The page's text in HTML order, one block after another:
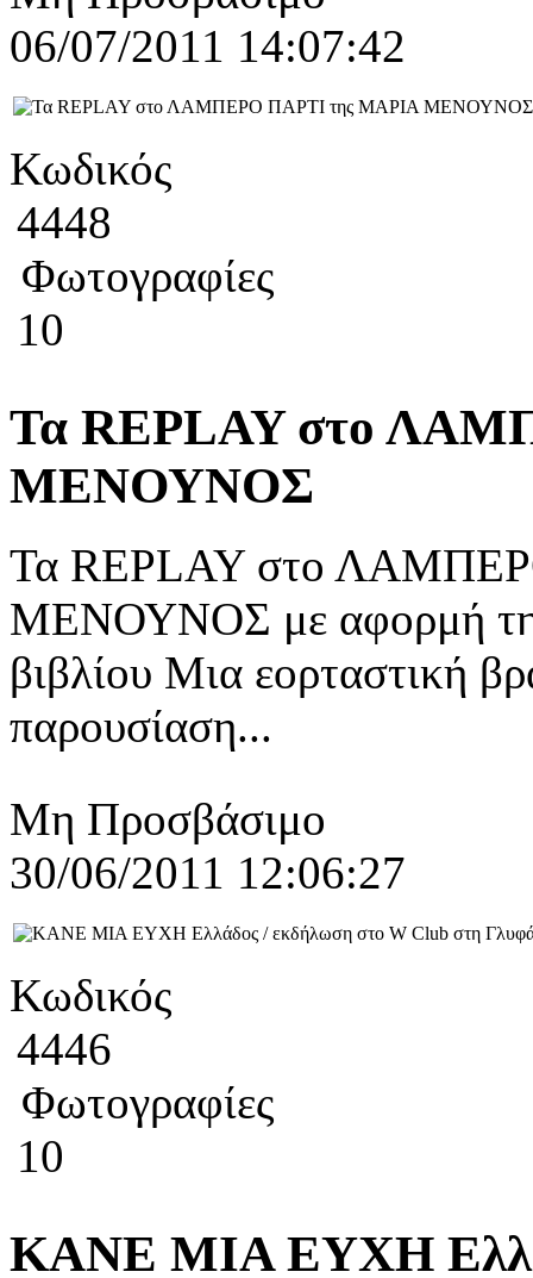
06/07/2011 14:07:42
Κωδικός
4448
Φωτογραφίες
10
Τα REPLAY στο
ΜΕΝΟΥΝΟΣ
Τα REPLAY στο
ΜΕΝΟΥΝΟΣ με αφορμή
βιβλίου Μια εορταστική
παρουσίαση...
Μη Προσβάσιμο
30/06/2011 12:06:27
Κωδικός
4446
Φωτογραφίες
10
ΚΑΝΕ ΜΙΑ ΕΥΧΗ